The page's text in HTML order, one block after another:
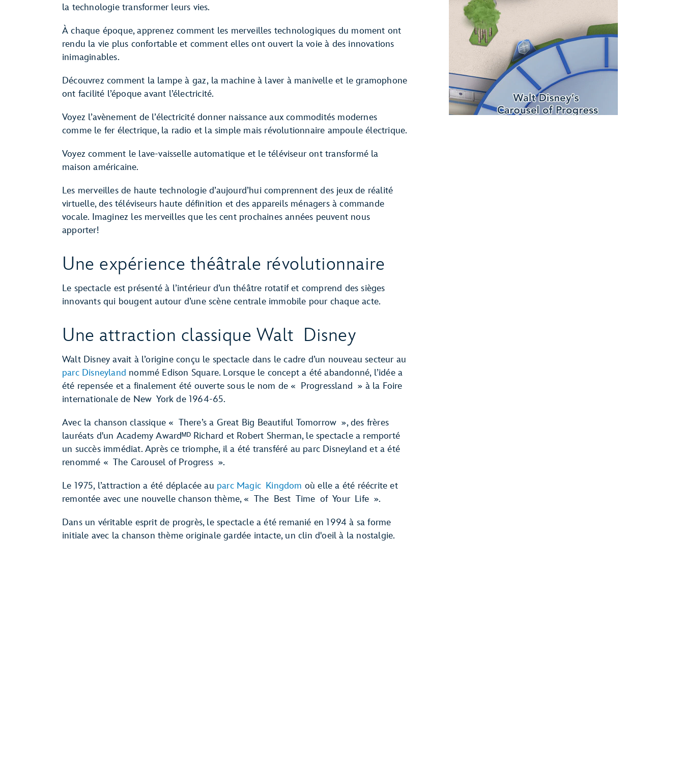
la technologie transformer leurs vies.
À chaque époque, apprenez comment les merveilles technologiques du moment ont
rendu la vie plus confortable et comment elles ont ouvert la voie à des innovations
inimaginables.
Découvrez comment la lampe à gaz, la machine à laver à manivelle et le gramophone
ont facilité l’époque avant l’électricité.
Voyez l’avènement de l’électricité donner naissance aux commodités modernes
comme le fer électrique, la radio et la simple mais révolutionnaire ampoule électrique.
Voyez comment le lave-vaisselle automatique et le téléviseur ont transformé la
maison américaine.
Les merveilles de haute technologie d’aujourd’hui comprennent des jeux de réalité
virtuelle, des téléviseurs haute définition et des appareils ménagers à commande
vocale. Imaginez les merveilles que les cent prochaines années peuvent nous
apporter!
Une expérience théâtrale révolutionnaire
Le spectacle est présenté à l’intérieur d’un théâtre rotatif et comprend des sièges
innovants qui bougent autour d’une scène centrale immobile pour chaque acte.
Une attraction classique Walt Disney
Walt Disney avait à l’origine conçu le spectacle dans le cadre d’un nouveau secteur au
parc Disneyland nommé Edison Square. Lorsque le concept a été abandonné, l’idée a
été repensée et a finalement été ouverte sous le nom de « Progressland » à la Foire
internationale de New York de 1964-65.
Avec la chanson classique « There’s a Great Big Beautiful Tomorrow », des frères
lauréats d'un Academy Awardᴹᴰ Richard et Robert Sherman, le spectacle a remporté
un succès immédiat. Après ce triomphe, il a été transféré au parc Disneyland et a été
renommé « The Carousel of Progress ».
Le 1975, l’attraction a été déplacée au parc Magic Kingdom où elle a été réécrite et
remontée avec une nouvelle chanson thème, « The Best Time of Your Life ».
Dans un véritable esprit de progrès, le spectacle a été remanié en 1994 à sa forme
initiale avec la chanson thème originale gardée intacte, un clin d'oeil à la nostalgie.